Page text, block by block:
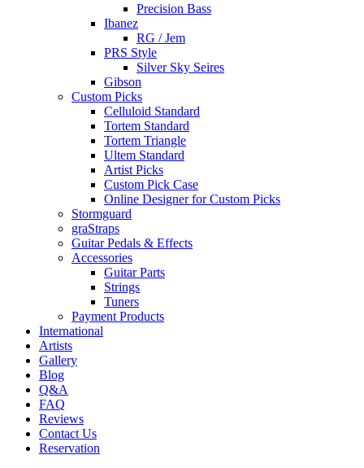
Precision Bass
Ibanez
RG / Jem
PRS Style
Silver Sky Seires
Gibson
Custom Picks
Celluloid Standard
Tortem Standard
Tortem Triangle
Ultem Standard
Artist Picks
Custom Pick Case
Online Designer for Custom Picks
Stormguard
graStraps
Guitar Pedals & Effects
Accessories
Guitar Parts
Strings
Tuners
Payment Products
International
Artists
Gallery
Blog
Q&A
FAQ
Reviews
Contact Us
Reservation